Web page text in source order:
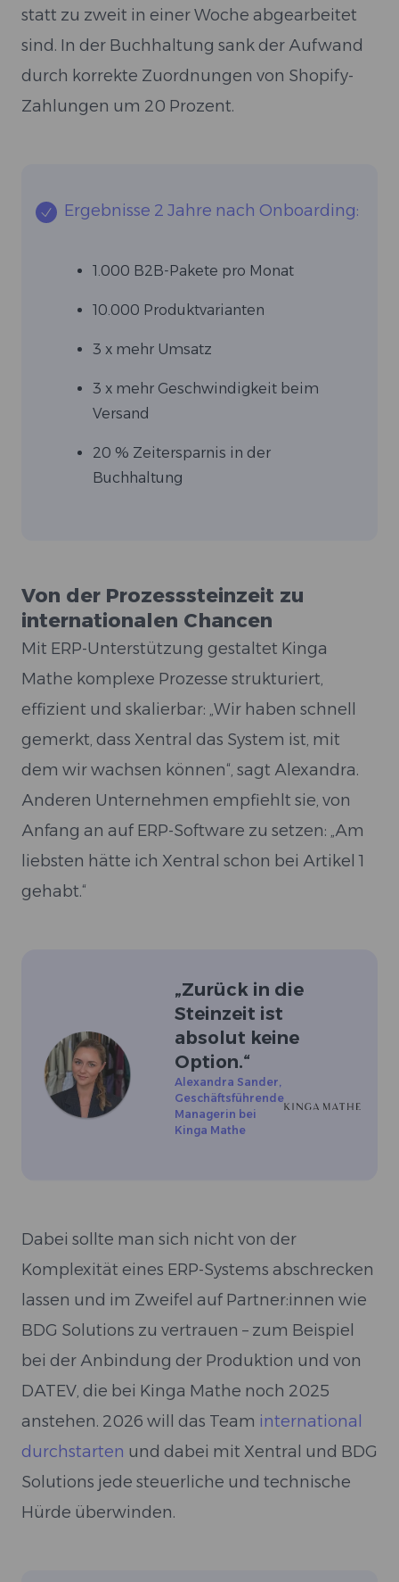
statt zu zweit in einer Woche abgearbeitet
sind. In der Buchhaltung sank der Aufwand
durch korrekte Zuordnungen von Shopify-
Zahlungen um 20 Prozent.
Ergebnisse 2 Jahre nach Onboarding:
1.000 B2B-Pakete pro Monat
10.000 Produktvarianten
3 x mehr Umsatz
3 x mehr Geschwindigkeit beim
Versand
20 % Zeitersparnis in der
Buchhaltung
Von der Prozesssteinzeit zu
internationalen Chancen
Mit ERP-Unterstützung gestaltet Kinga
Mathe komplexe Prozesse strukturiert,
effizient und skalierbar: „Wir haben schnell
gemerkt, dass Xentral das System ist, mit
dem wir wachsen können“, sagt Alexandra.
Anderen Unternehmen empfiehlt sie, von
Anfang an auf ERP-Software zu setzen: „Am
liebsten hätte ich Xentral schon bei Artikel 1
gehabt.“
„Zurück in die
Steinzeit ist
absolut keine
Option.“
Alexandra Sander,
Geschäftsführende
Managerin bei
Kinga Mathe
Dabei sollte man sich nicht von der
Komplexität eines ERP-Systems abschrecken
lassen und im Zweifel auf Partner:innen wie
BDG Solutions zu vertrauen – zum Beispiel
bei der Anbindung der Produktion und von
DATEV, die bei Kinga Mathe noch 2025
anstehen. 2026 will das Team international
durchstarten und dabei mit Xentral und BDG
Solutions jede steuerliche und technische
Hürde überwinden.